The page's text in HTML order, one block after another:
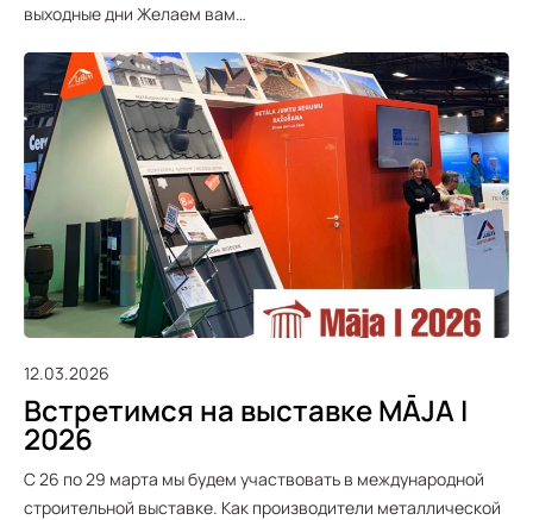
выходные дни Желаем вам…
12.03.2026
Встретимся на выставке MĀJA I
2026
С 26 по 29 марта мы будем участвовать в международной
строительной выставке. Как производители металлической